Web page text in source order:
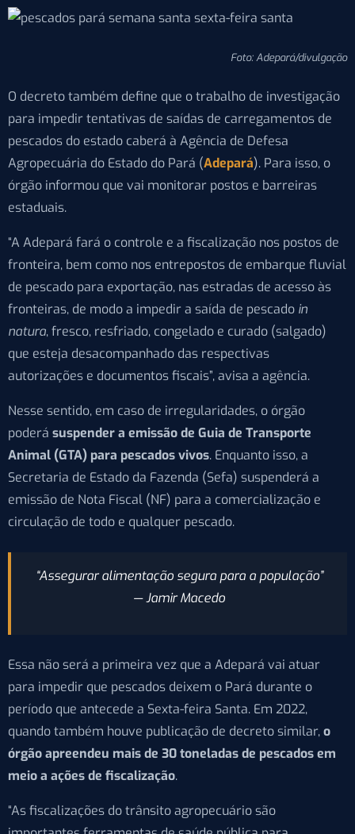
Foto: Adepará/divulgação
O decreto também define que o trabalho de investigação
para impedir tentativas de saídas de carregamentos de
pescados do estado caberá à Agência de Defesa
Agropecuária do Estado do Pará (Adepará). Para isso, o
órgão informou que vai monitorar postos e barreiras
estaduais.
“A Adepará fará o controle e a fiscalização nos postos de
fronteira, bem como nos entrepostos de embarque fluvial
de pescado para exportação, nas estradas de acesso às
fronteiras, de modo a impedir a saída de pescado in
natura, fresco, resfriado, congelado e curado (salgado)
que esteja desacompanhado das respectivas
autorizações e documentos fiscais”, avisa a agência.
Nesse sentido, em caso de irregularidades, o órgão
poderá suspender a emissão de Guia de Transporte
Animal (GTA) para pescados vivos. Enquanto isso, a
Secretaria de Estado da Fazenda (Sefa) suspenderá a
emissão de Nota Fiscal (NF) para a comercialização e
circulação de todo e qualquer pescado.
“Assegurar alimentação segura para a população”
— Jamir Macedo
Essa não será a primeira vez que a Adepará vai atuar
para impedir que pescados deixem o Pará durante o
período que antecede a Sexta-feira Santa. Em 2022,
quando também houve publicação de decreto similar,o
órgão apreendeu mais de 30 toneladas de pescados em
meio a ações de fiscalização.
“As fiscalizações do trânsito agropecuário são